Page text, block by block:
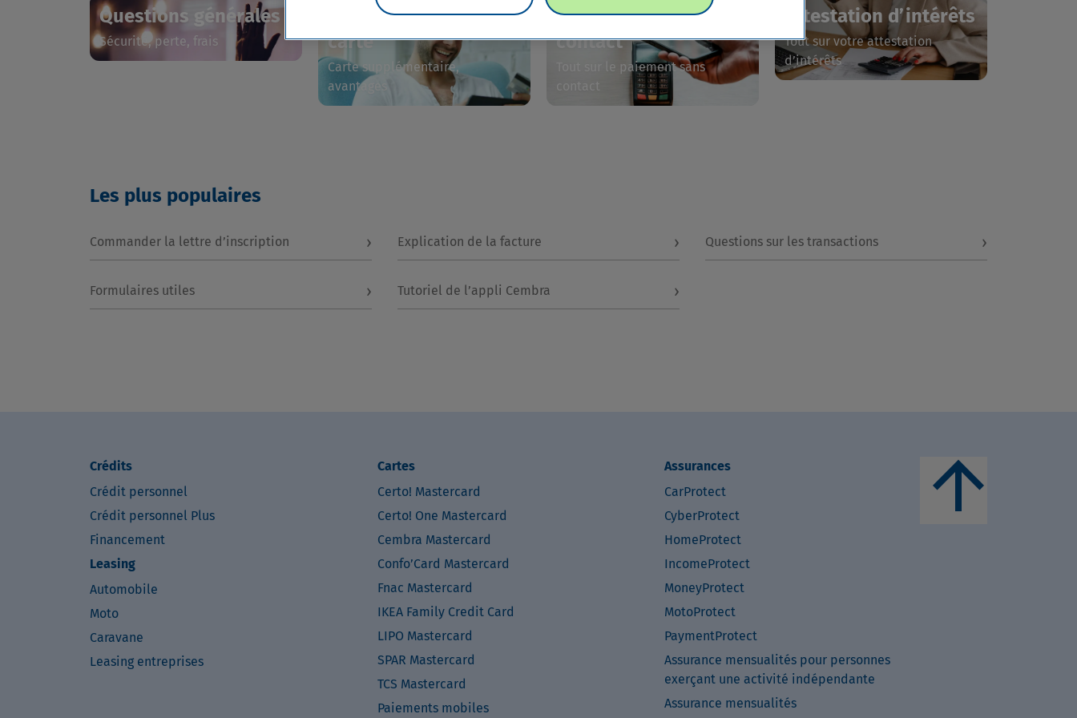
Questions générales
Sécurité, perte, frais
Questions liées à la
carte
Carte supplémentaire,
avantages
Paiement sans
contact
Tout sur le paiement sans
contact
Attestation d’intérêts
Tout sur votre attestation
d’intérêts
Les plus populaires
Commander la lettre d’inscription › Explication de la facture › Questions sur les transactions ›
Formulaires utiles › Tutoriel de l’appli Cembra ›
Crédits
Crédit personnel
Crédit personnel Plus
Financement
Leasing
Automobile
Moto
Caravane
Leasing entreprises
Cartes
Certo! Mastercard
Certo! One Mastercard
Cembra Mastercard
Confo’Card Mastercard
Fnac Mastercard
IKEA Family Credit Card
LIPO Mastercard
SPAR Mastercard
TCS Mastercard
Paiements mobiles
Assurances
CarProtect
CyberProtect
HomeProtect
IncomeProtect
MoneyProtect
MotoProtect
PaymentProtect
Assurance mensualités pour personnes
exerçant une activité indépendante
Assurance mensualités
arrow_upward